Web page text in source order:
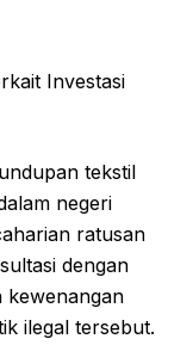
Investasi
tekstil
negeri
ratusan
dengan
kewenangan
ilegal tersebut.